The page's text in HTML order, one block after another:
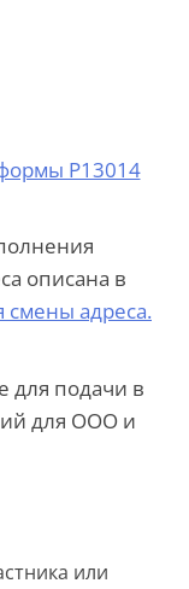
Р13014
описана в
смены адреса.
для подачи в
для ООО и
или